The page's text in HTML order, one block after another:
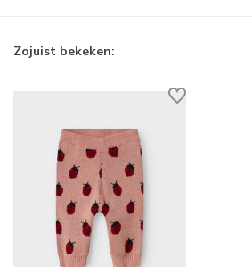
Zojuist bekeken: